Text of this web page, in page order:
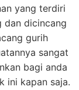
yang terdiri
dan dicincang
gurih
sangat
bagi anda
ini kapan saja.